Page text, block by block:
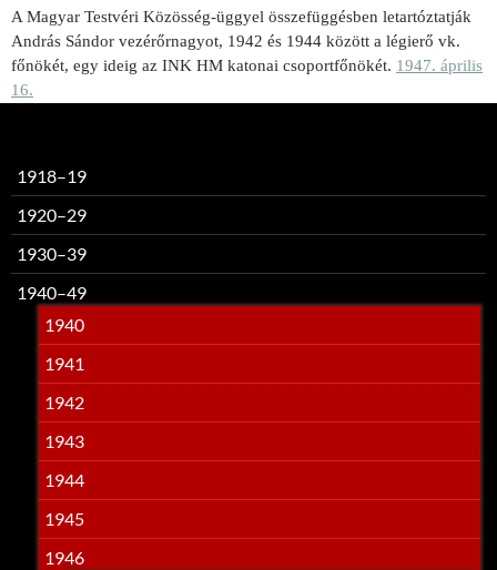
A Magyar Testvéri Közösség-üggyel összefüggésben letartóztatják
András Sándor vezérőrnagyot, 1942 és 1944 között a légierő vk.
főnökét, egy ideig az INK HM katonai csoportfőnökét. 1947. április
16.
1918–19
1920–29
1930–39
1940–49
1940
1941
1942
1943
1944
1945
1946